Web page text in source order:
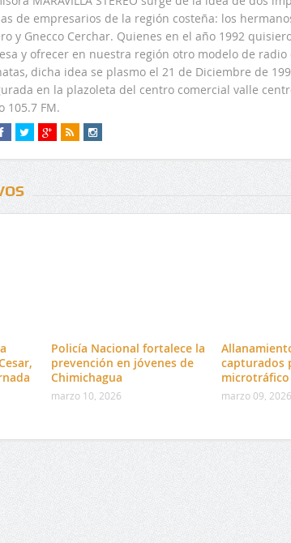
de empresarios de la región costeña: los
y Gnecco Cerchar. Quienes en el año 1992
y ofrecer en nuestra región otro modelo de radio
dicha idea se plasmo el 21 de Diciembre de
en la plazoleta del centro comercial valle
105.7 FM.
Policía Nacional fortalece la
prevención en jóvenes de
Chimichagua
marzo 10, 2026
capturados
microtráfico
marzo 09, 2026